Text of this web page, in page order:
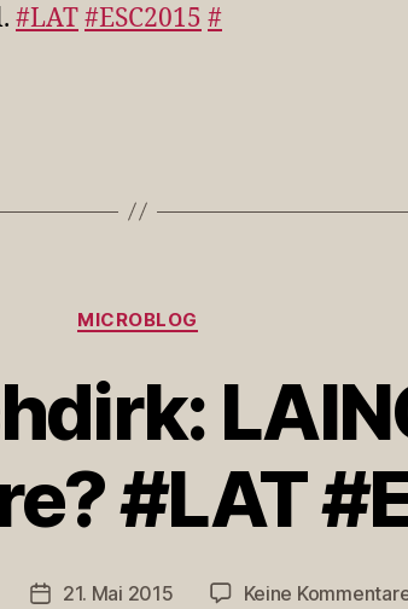
#LAT#ESC2015 #
Kategorien
MICROBLOG
#LAT
Veröffentlichungsdatum
21. Mai 2015 Keine